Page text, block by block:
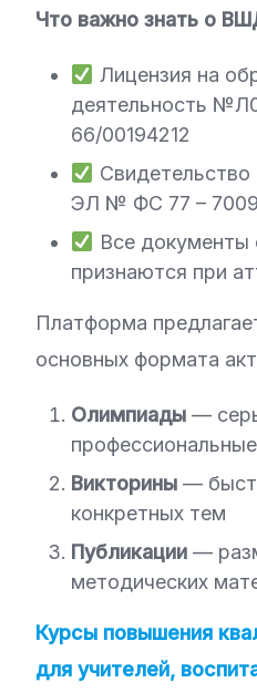
Что важно знать о
Лицензия на
деятельность
66/00194212
ЭЛ № ФС 77 –
Все документы
признаются при
Платформа
основных формата
Олимпиады —
Викторины —
конкретных тем
Публикации —
методических
Курсы повышения
для учителей,